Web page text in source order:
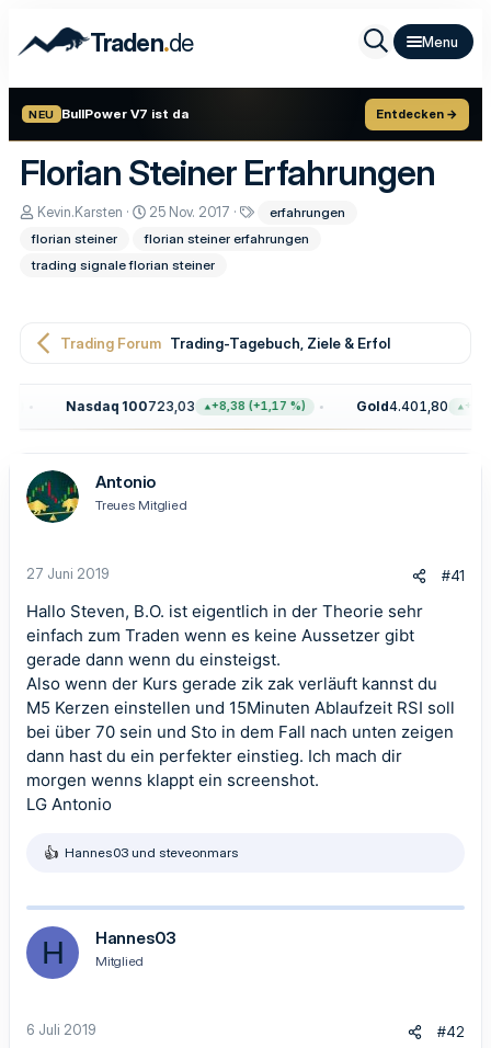
Traden.de
NEU BullPower V7 ist da Entdecken →
Florian Steiner Erfahrungen
E
s
t
r
Kevin.Karsten
E
s
t
a
25 Nov. 2017
h
r
erfahrungen
florian steiner
florian steiner erfahrungen
trading signale florian steiner
Trading Forum Trading-Tagebuch, Ziele & Erfolge
Nasdaq 100723,03 +8,38 (+1,17 %) Gold 4.401,80 +2,10
Antonio
Treues Mitglied
27 Juni 2019 #41
Hallo Steven, B.O. ist eigentlich in der Theorie sehr
einfach zum Traden wenn es keine Aussetzer gibt
gerade dann wenn du einsteigst.
Also wenn der Kurs gerade zik zak verläuft kannst du
M5 Kerzen einstellen und 15Minuten Ablaufzeit RSI soll
bei über 70 sein und Sto in dem Fall nach unten zeigen
dann hast du ein perfekter einstieg. Ich mach dir
morgen wenns klappt ein screenshot.
LG Antonio
R
k
t
i
o
n
:
Hannes03 und steveonmars
H Hannes03
Mitglied
6 Juli 2019 #42